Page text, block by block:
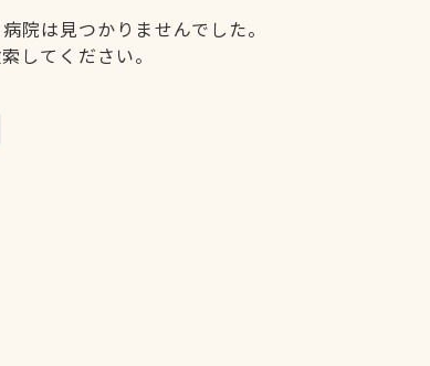
院は見つかりませんでした。
してください。